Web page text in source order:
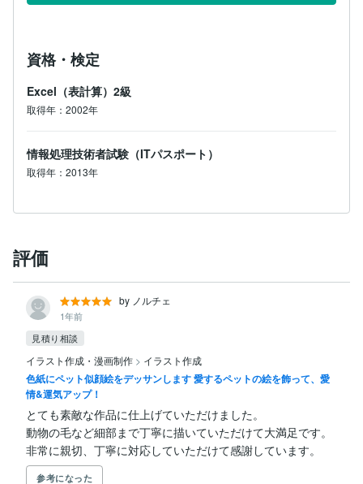
資格・検定
Excel（表計算）2級
取得年：2002年
情報処理技術者試験（ITパスポート）
取得年：2013年
評価
by ノルチェ
1年前
見積り相談
イラスト作成・漫画制作 > イラスト作成
色紙にペット似顔絵をデッサンします 愛するペットの絵を飾って、愛
情&運気アップ！
とても素敵な作品に仕上げていただけました。
動物の毛など細部まで丁寧に描いていただけて大満足です。
非常に親切、丁寧に対応していただけて感謝しています。
参考になった